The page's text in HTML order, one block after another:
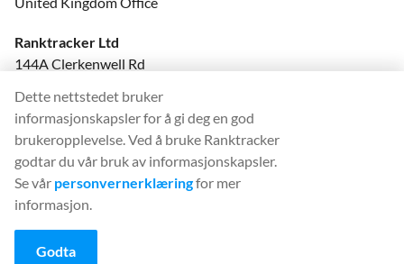
Ranktracker Ltd
144A Clerkenwell Rd
Company No: 08820809
felix@ranktracker.com
2015 -
Dette nettstedet bruker
informasjonskapsler for å gi deg en god
brukeropplevelse. Ved å bruke Ranktracker
godtar du vår bruk av informasjonskapsler.
Se vår personvernerklæringfor mer
informasjon.
Godta